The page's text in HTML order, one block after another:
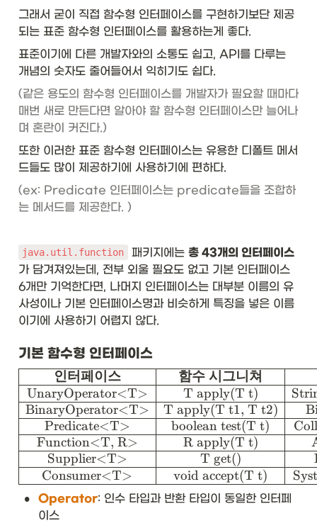
그래서 굳이 직접 함수형 인터페이스를 구현하기보단 제공
되는 표준 함수형 인터페이스를 활용하는게 좋다.
표준이기에 다른 개발자와의 소통도 쉽고, API를 다루는
개념의 숫자도 줄어들어서 익히기도 쉽다.
(같은 용도의 함수형 인터페이스를 개발자가 필요할 때마다
매번 새로 만든다면 알아야 할 함수형 인터페이스만 늘어나
며 혼란이 커진다.)
또한 이러한 표준 함수형 인터페이스는 유용한 디폴트 메서
드들도 많이 제공하기에 사용하기에 편하다.
(ex: Predicate 인터페이스는 predicate들을 조합하
는 메서드를 제공한다. )
java.util.function 패키지에는 총 43개의 인터페이스
가 담겨져있는데, 전부 외울 필요도 없고 기본 인터페이스
6개만 기억한다면, 나머지 인터페이스는 대부분 이름의 유
사성이나 기본 인터페이스명과 비슷하게 특징을 넣은 이름
이기에 사용하기 어렵지 않다.
기본 함수형 인터페이스
be
gi
n
ay
}
{|
c|
인터페이스
UnaryOperator<T>
BinaryOperator<T>
Predicate<T>
Function<T, R>
Supplier<T>
Consumer<T>
함수 시그니쳐
T apply(T t)
T apply(T t1, T t2)
boolean test(T t)
R apply(T t)
T get()
void accept(T t)
• Operator: 인수 타입과 반환 타입이 동일한 인터페
이스